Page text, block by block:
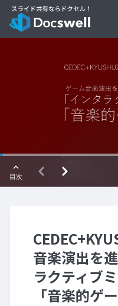
音楽演出を
ラクティブ
「音楽的ゲ